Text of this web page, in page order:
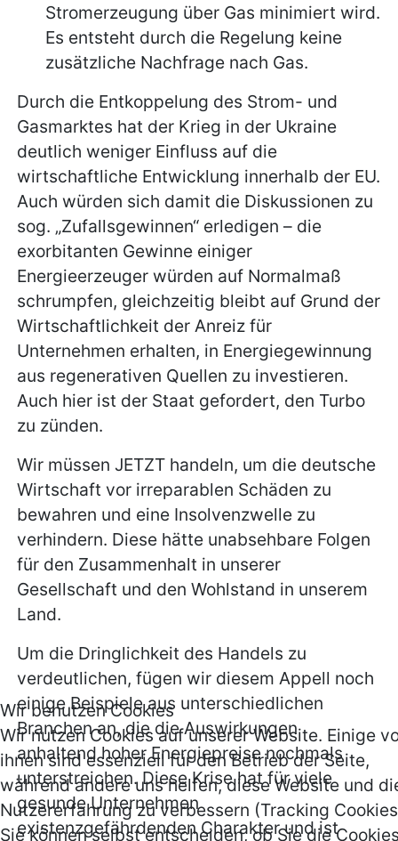
Stromerzeugung über Gas minimiert wird.
Es entsteht durch die Regelung keine
zusätzliche Nachfrage nach Gas.
Durch die Entkoppelung des Strom- und
Gasmarktes hat der Krieg in der Ukraine
deutlich weniger Einfluss auf die
wirtschaftliche Entwicklung innerhalb der EU.
Auch würden sich damit die Diskussionen zu
sog. „Zufallsgewinnen“ erledigen – die
exorbitanten Gewinne einiger
Energieerzeuger würden auf Normalmaß
schrumpfen, gleichzeitig bleibt auf Grund der
Wirtschaftlichkeit der Anreiz für
Unternehmen erhalten, in Energiegewinnung
aus regenerativen Quellen zu investieren.
Auch hier ist der Staat gefordert, den Turbo
zu zünden.
Wir müssen JETZT handeln, um die deutsche
Wirtschaft vor irreparablen Schäden zu
bewahren und eine Insolvenzwelle zu
verhindern. Diese hätte unabsehbare Folgen
für den Zusammenhalt in unserer
Gesellschaft und den Wohlstand in unserem
Land.
Um die Dringlichkeit des Handels zu
verdeutlichen, fügen wir diesem Appell noch
einige Beispiele aus unterschiedlichen
Branchen an, die die Auswirkungen
anhaltend hoher Energiepreise nochmals
unterstreichen. Diese Krise hat für viele
gesunde Unternehmen
existenzgefährdenden Charakter und ist
Wir benutzen Cookies
Wir nutzen Cookies auf unserer Website. Einige
ihnen sind essenziell für den Betrieb der Seite,
während andere uns helfen, diese Website und
Nutzererfahrung zu verbessern (Tracking
Sie können selbst entscheiden, ob Sie die